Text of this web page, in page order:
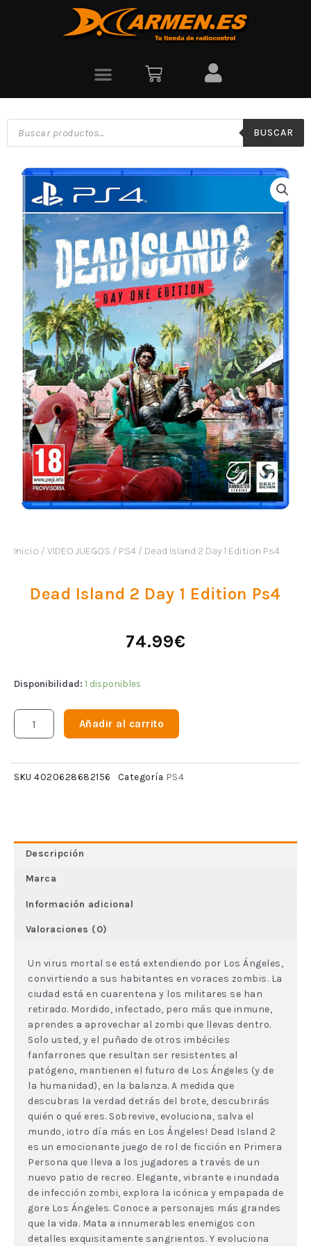
BUSCAR
Inicio / VIDEO JUEGOS / PS4 / Dead Island 2 Day 1 Edition Ps4
Dead Island 2 Day 1 Edition Ps4
74.99€
Disponibilidad: 1 disponibles
Añadir al carrito
SKU 4020628682156 Categoría PS4
Descripción
Marca
Información adicional
Valoraciones (0)
Un virus mortal se está extendiendo por Los Ángeles,
convirtiendo a sus habitantes en voraces zombis. La
ciudad está en cuarentena y los militares se han
retirado. Mordido, infectado, pero más que inmune,
aprendes a aprovechar al zombi que llevas dentro.
Solo usted, y el puñado de otros imbéciles
fanfarrones que resultan ser resistentes al
patógeno, mantienen el futuro de Los Ángeles (y de
la humanidad), en la balanza. A medida que
descubras la verdad detrás del brote, descubrirás
quién o qué eres. Sobrevive, evoluciona, salva el
mundo, ¡otro día más en Los Ángeles! Dead Island 2
es un emocionante juego de rol de ficción en Primera
Persona que lleva a los jugadores a través de un
nuevo patio de recreo. Elegante, vibrante e inundada
de infección zombi, explora la icónica y empapada de
gore Los Ángeles. Conoce a personajes más grandes
que la vida. Mata a innumerables enemigos con
detalles exquisitamente sangrientos. Y evoluciona